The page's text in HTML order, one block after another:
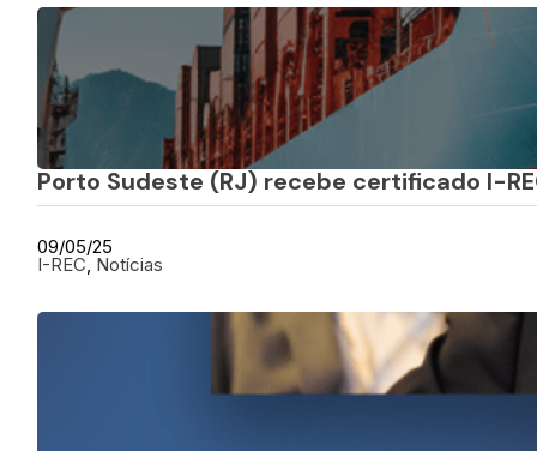
Porto Sudeste (RJ) recebe certificado I-
09/05/25
I-REC, Notícias